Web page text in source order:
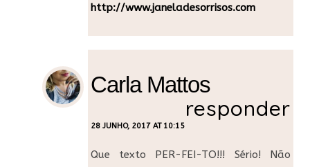
http://www.janeladesorrisos.com
Carla Mattos
28 JUNHO, 2017 AT 10:15
responder
Que texto PER-FEI-TO!!! Sério! Não